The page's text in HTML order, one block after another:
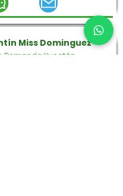
Miss Dominguez
Demanda Yucatán